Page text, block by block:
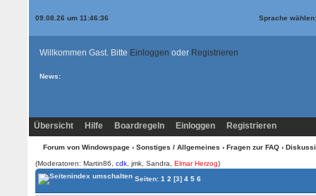
09.08.26 um 11:46:36 Sprache
Willkommen Gast. Bitte Einloggen oder Registrieren
News:
Übersicht Hilfe Boardregeln Einloggen Registrieren
Forum von Windowspage› Sonstiges / Allgemeines › Fragen zur FAQ›
(Moderatoren: Martin86,cdk , jmk, Sandra,Elmar Herzog)
Seiten:1 2 [3] 4 5 6